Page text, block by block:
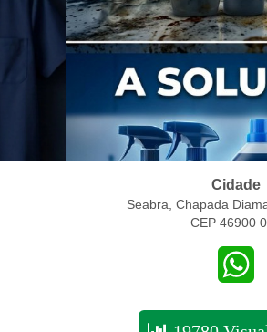
Cidade
Seabra, Chapada
CEP 46900